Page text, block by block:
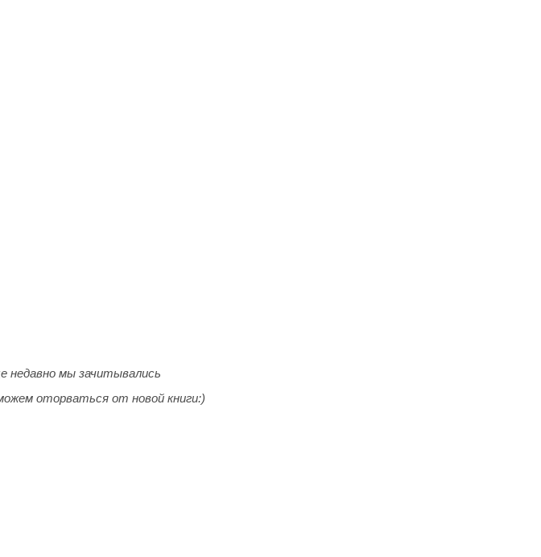
недавно мы зачитывались
оторваться от новой книги:)